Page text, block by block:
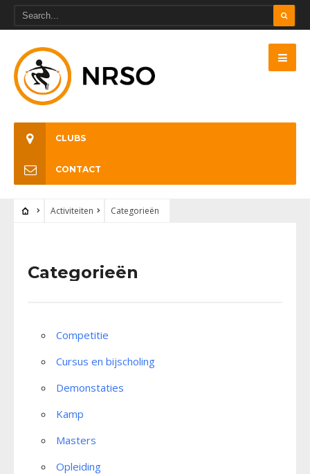
CLUBS
CONTACT
Activiteiten Categorieën
Categorieën
Competitie
Cursus en bijscholing
Demonstaties
Kamp
Masters
Opleiding